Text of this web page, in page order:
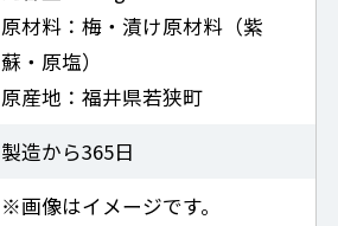
原材料：梅・漬け原材料（紫
蘇・原塩）
原産地：福井県若狭町
製造から365日
※画像はイメージです。